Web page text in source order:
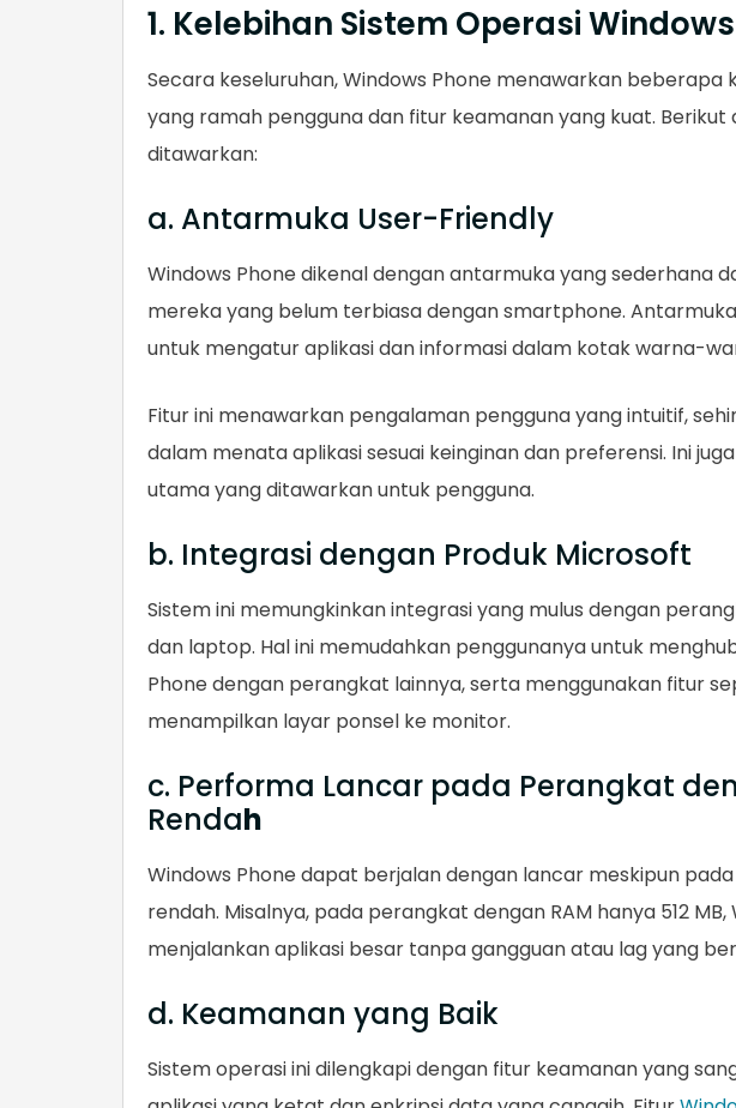
1. Kelebihan Sistem Operasi
Secara keseluruhan, Windows Phone menawarkan
yang ramah pengguna dan fitur keamanan yang kuat.
ditawarkan:
a. Antarmuka User-Friendly
Windows Phone dikenal dengan antarmuka yang sederhana
mereka yang belum terbiasa dengan smartphone.
untuk mengatur aplikasi dan informasi dalam kotak warna-
Fitur ini menawarkan pengalaman pengguna yang intuitif,
dalam menata aplikasi sesuai keinginan dan preferensi. Ini
utama yang ditawarkan untuk pengguna.
b. Integrasi dengan Produk Microsoft
Sistem ini memungkinkan integrasi yang mulus dengan
dan laptop. Hal ini memudahkan penggunanya untuk
Phone dengan perangkat lainnya, serta menggunakan fitur
menampilkan layar ponsel ke monitor.
c. Performa Lancar pada Perangkat
Rendah
Windows Phone dapat berjalan dengan lancar meskipun
rendah. Misalnya, pada perangkat dengan RAM hanya 512
menjalankan aplikasi besar tanpa gangguan atau lag yang
d. Keamanan yang Baik
Sistem operasi ini dilengkapi dengan fitur keamanan yang